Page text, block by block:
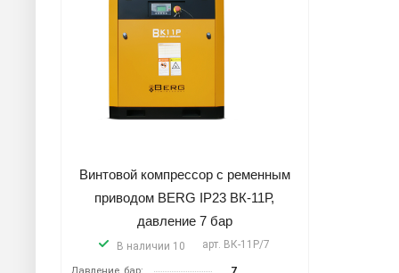
Винтовой компрессор с ременным
приводом BERG IP23 ВК-11Р,
давление 7 бар
В наличии 10 арт. ВК-11Р/7
Давление, бар: 7